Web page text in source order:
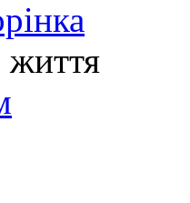
життя